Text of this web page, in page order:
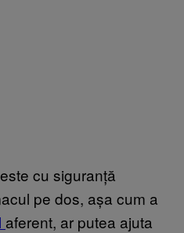
cu siguranță
pe dos, așa cum a
aferent, ar putea ajuta